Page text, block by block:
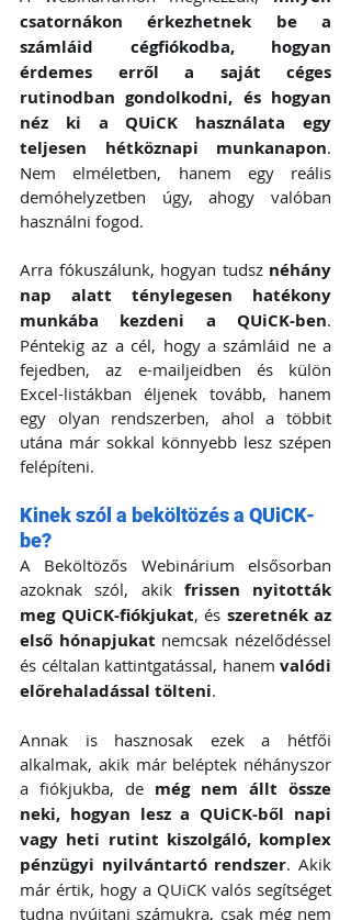
csatornákon érkezhetnek be a
számláid cégfiókodba, hogyan
érdemes erről a saját céges
rutinodban gondolkodni, és hogyan
néz ki a QUiCK használata egy
teljesen hétköznapi munkanapon.
Nem elméletben, hanem egy reális
demóhelyzetben úgy, ahogy valóban
használni fogod.
Arra fókuszálunk, hogyan tudsz néhány
nap alatt ténylegesen hatékony
munkába kezdeni a QUiCK-ben.
Péntekig az a cél, hogy a számláid ne a
fejedben, az e-mailjeidben és külön
Excel-listákban éljenek tovább, hanem
egy olyan rendszerben, ahol a többit
utána már sokkal könnyebb lesz szépen
felépíteni.
Kinek szól a beköltözés a QUiCK-
be?
A Beköltözős Webinárium elsősorban
azoknak szól, akik frissen nyitották
meg QUiCK-fiókjukat, és szeretnék az
első hónapjukat nemcsak nézelődéssel
és céltalan kattintgatással, hanem valódi
előrehaladással tölteni.
Annak is hasznosak ezek a hétfői
alkalmak, akik már beléptek néhányszor
a fiókjukba, de még nem állt össze
neki, hogyan lesz a QUiCK-ből napi
vagy heti rutint kiszolgáló, komplex
pénzügyi nyilvántartó rendszer. Akik
már értik, hogy a QUiCK valós segítséget
tudna nyújtani számukra, csak még nem